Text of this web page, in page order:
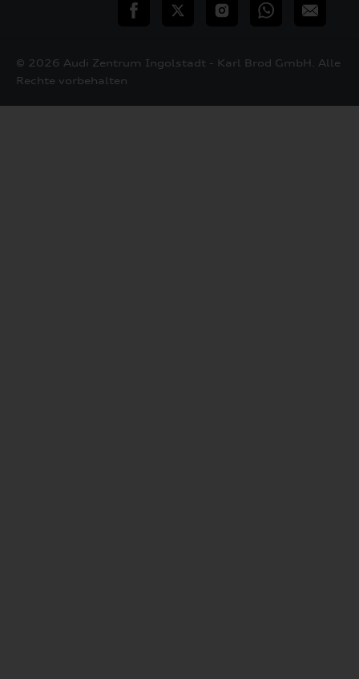
teilen Twitter InstagramWhatsApp
E-
© 2026 Audi Zentrum Ingolstadt - Karl Brod GmbH. Alle
Rechte vorbehalten